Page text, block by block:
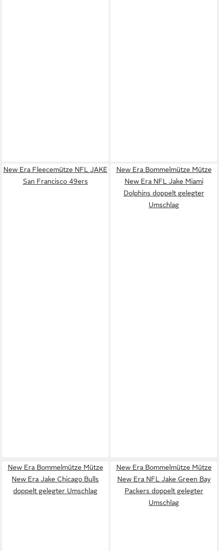
New Era Fleecemütze NFL JAKE
San Francisco 49ers
New Era Bommelmütze Mütze
New Era NFL Jake Miami
Dolphins doppelt gelegter
Umschlag
New Era Bommelmütze Mütze
New Era Jake Chicago Bulls
doppelt gelegter Umschlag
New Era Bommelmütze Mütze
New Era NFL Jake Green Bay
Packers doppelt gelegter
Umschlag